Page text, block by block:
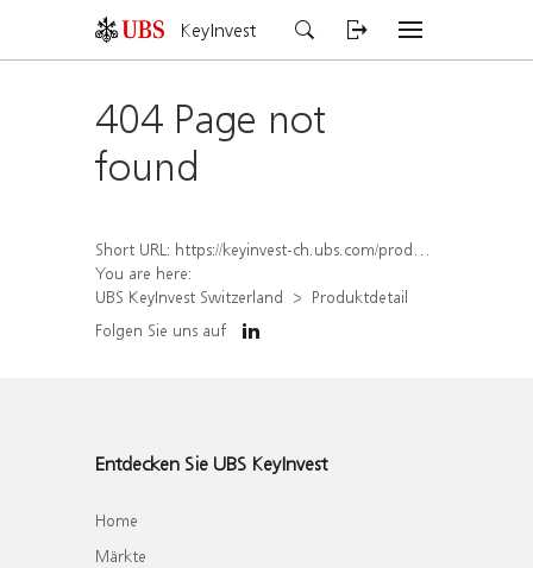
KeyInvest
404 Page not
found
Short URL: https://keyinvest-ch.ubs.com/produkt/detail/index/isin/CH1558307794
You are here:
UBS KeyInvest Switzerland
Produktdetail
Folgen Sie uns auf
Entdecken Sie UBS KeyInvest
Home
Märkte